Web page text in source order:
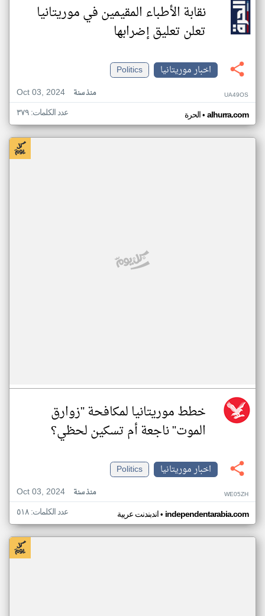
نقابة الأطباء المقيمين في موريتانيا
تعلن تعليق إضرابها
اخبار موريتانيا
Politics
Oct 03, 2024
منذ سنة UA49OS
الحرة• alhurra.com عدد الكلمات: ٣٧٩
خطط موريتانيا لمكافحة "زوارق
الموت" ناجعة أم تسكين لحظي؟
اخبار موريتانيا
Politics
Oct 03, 2024
منذ سنة WE05ZH
اندبندنت عربية• independentarabia.com عدد الكلمات: ٥١٨